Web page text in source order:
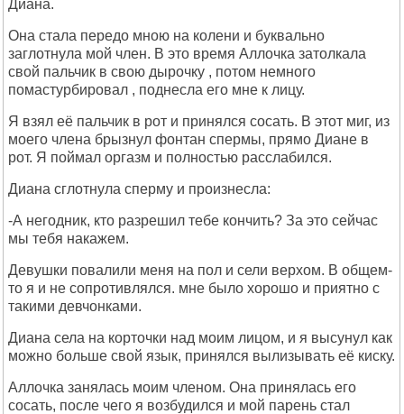
Диана.
Она стала передо мною на колени и буквально
заглотнула мой член. В это время Аллочка затолкала
свой пальчик в свою дырочку , потом немного
помастурбировал , поднесла его мне к лицу.
Я взял её пальчик в рот и принялся сосать. В этот миг, из
моего члена брызнул фонтан спермы, прямо Диане в
рот. Я поймал оргазм и полностью расслабился.
Диана сглотнула сперму и произнесла:
-А негодник, кто разрешил тебе кончить? За это сейчас
мы тебя накажем.
Девушки повалили меня на пол и сели верхом. В общем-
то я и не сопротивлялся. мне было хорошо и приятно с
такими девчонками.
Диана села на корточки над моим лицом, и я высунул как
можно больше свой язык, принялся вылизывать её киску.
Аллочка занялась моим членом. Она принялась его
сосать, после чего я возбудился и мой парень стал